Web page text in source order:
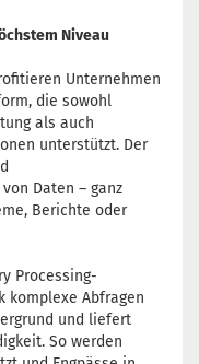
Niveau
Unternehmen
die sowohl
als auch
unterstützt. Der
Daten – ganz
Berichte oder
Processing-
komplexe Abfragen
und liefert
So werden